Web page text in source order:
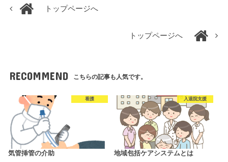
トップページへ
トップページへ
RECOMMEND こちらの記事も人気です。
看護
気管挿管の介助
入退院支援
地域包括ケアシステムとは